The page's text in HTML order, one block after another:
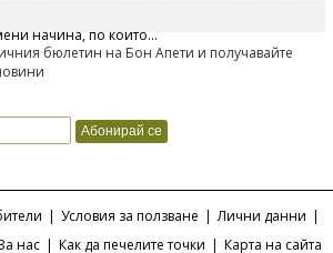
стартира предлагането на изцяло нов
начина, по който...
бюлетин на Бон Апети и получавайте
| Условия за ползване | Лични данни |
нас | Как да печелите точки | Карта на сайта